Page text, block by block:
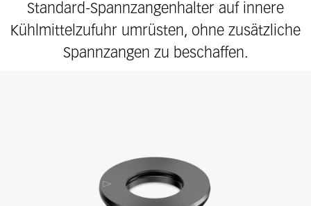
Standard-Spannzangenhalter auf innere
Kühlmittelzufuhr umrüsten, ohne zusätzliche
Spannzangen zu beschaffen.